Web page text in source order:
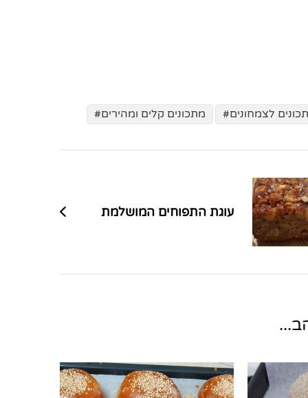
לצמחונים מתכונים קלים ומהירים
עוגת התפוחים המושלמת